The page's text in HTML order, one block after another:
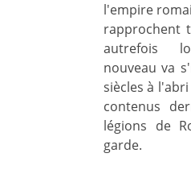
l'empire
rapprochent
autrefois
nouveau va
siècles à
contenus
légions de
garde.